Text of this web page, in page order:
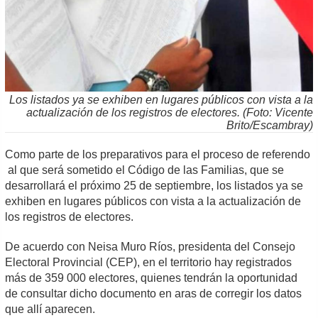
Los listados ya se exhiben en lugares públicos con vista a la
actualización de los registros de electores. (Foto: Vicente
Brito/Escambray)
Como parte de los preparativos para el proceso de referendo
al que será sometido el Código de las Familias, que se
desarrollará el próximo 25 de septiembre, los listados ya se
exhiben en lugares públicos con vista a la actualización de
los registros de electores.
De acuerdo con Neisa Muro Ríos, presidenta del Consejo
Electoral Provincial (CEP), en el territorio hay registrados
más de 359 000 electores, quienes tendrán la oportunidad
de consultar dicho documento en aras de corregir los datos
que allí aparecen.